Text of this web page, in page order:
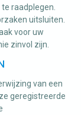
raadplegen.
uitsluiten.
voor uw
zinvol zijn.
van een
geregistreerde